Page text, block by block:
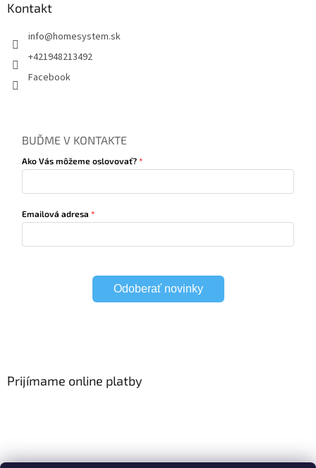
Kontakt
info@homesystem.sk
+421948213492
Facebook
BUĎME V KONTAKTE
Ako Vás môžeme oslovovať?
Emailová adresa
Odoberať novinky
Prijímame online platby